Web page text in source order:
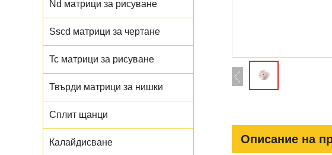
Nd матрици за рисуване
Sscd матрици за чертане
Tc матрици за рисуване
Твърди матрици за нишки
Сплит щанци
Калайдисване Описание на